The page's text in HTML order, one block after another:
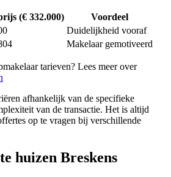
(€ 332.000)
Voordeel
Duidelijkheid vooraf
Makelaar gemotiveerd
tarieven? Lees meer over
afhankelijk van de specifieke
van de transactie. Het is altijd
op te vragen bij verschillende
huizen Breskens